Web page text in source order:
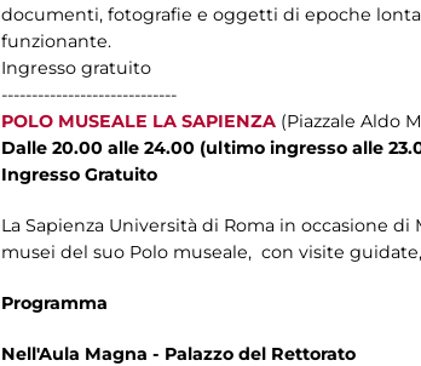
documenti, fotografie e oggetti di epoche
funzionante.
Ingresso gratuito
-----------------------------
POLO MUSEALE LA SAPIENZA (Piazzale Aldo
Dalle 20.00 alle 24.00 (ultimo ingresso alle
Ingresso Gratuito
La Sapienza Università di Roma in occasione
musei del suo Polo museale, con visite
Programma
Nell'Aula Magna - Palazzo del Rettorato